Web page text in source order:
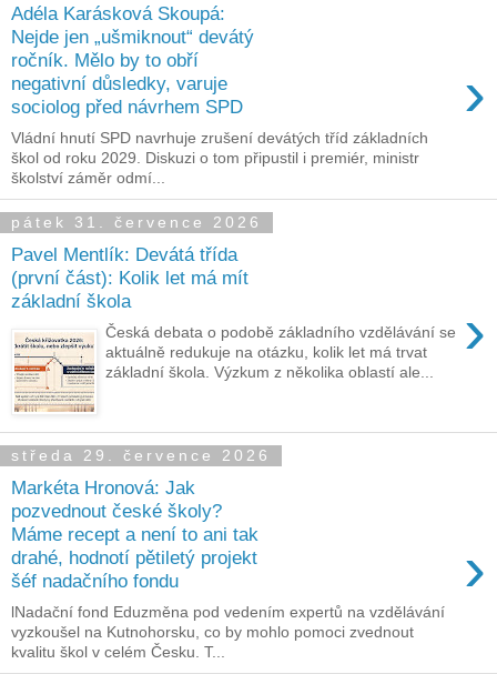
Adéla Karásková Skoupá:
Nejde jen „ušmiknout“ devátý
ročník. Mělo by to obří
negativní důsledky, varuje
sociolog před návrhem SPD
›
Vládní hnutí SPD navrhuje zrušení devátých tříd základních
škol od roku 2029. Diskuzi o tom připustil i premiér, ministr
školství záměr odmí...
pátek 31. července 2026
Pavel Mentlík: Devátá třída
(první část): Kolik let má mít
základní škola
›
Česká debata o podobě základního vzdělávání se
aktuálně redukuje na otázku, kolik let má trvat
základní škola. Výzkum z několika oblastí ale...
středa 29. července 2026
Markéta Hronová: Jak
pozvednout české školy?
Máme recept a není to ani tak
drahé, hodnotí pětiletý projekt
šéf nadačního fondu
›
lNadační fond Eduzměna pod vedením expertů na vzdělávání
vyzkoušel na Kutnohorsku, co by mohlo pomoci zvednout
kvalitu škol v celém Česku. T...